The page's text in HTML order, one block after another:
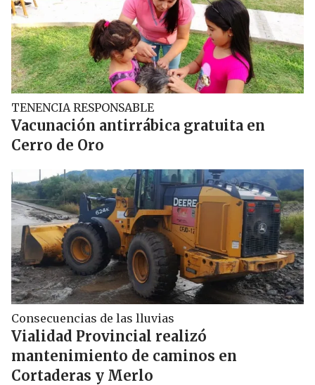
TENENCIA RESPONSABLE
Vacunación antirrábica gratuita en
Cerro de Oro
Consecuencias de las lluvias
Vialidad Provincial realizó
mantenimiento de caminos en
Cortaderas y Merlo